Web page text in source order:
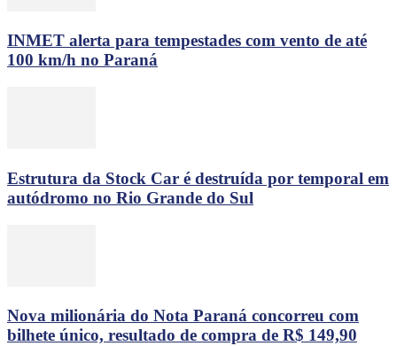
INMET alerta para tempestades com vento de até
100 km/h no Paraná
Estrutura da Stock Car é destruída por temporal em
autódromo no Rio Grande do Sul
Nova milionária do Nota Paraná concorreu com
bilhete único, resultado de compra de R$ 149,90